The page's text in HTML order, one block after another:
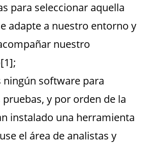
para seleccionar aquella
adapte a nuestro entorno y
nuestro
ningún software para
y por orden de la
instalado una herramienta
el área de analistas y